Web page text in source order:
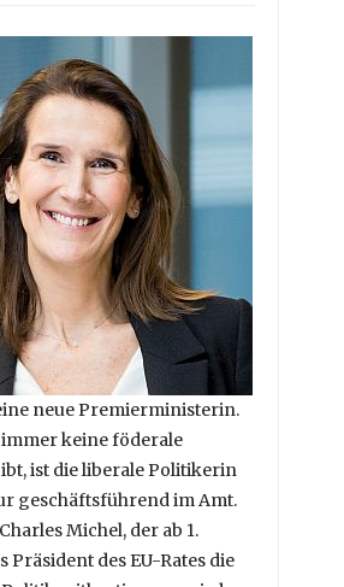
neue Premierministerin.
immer keine föderale
ist die liberale Politikerin
geschäftsführend im Amt.
Michel, der ab 1.
Präsident des EU-Rates die